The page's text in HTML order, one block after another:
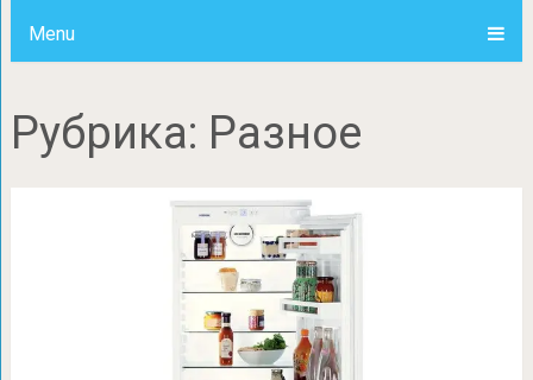
Menu
Рубрика: Разное